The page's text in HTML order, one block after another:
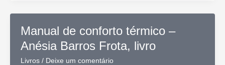
condicionado,
leia
Manual de conforto térmico –
Anésia Barros Frota, livro
Livros/ Deixe um comentário